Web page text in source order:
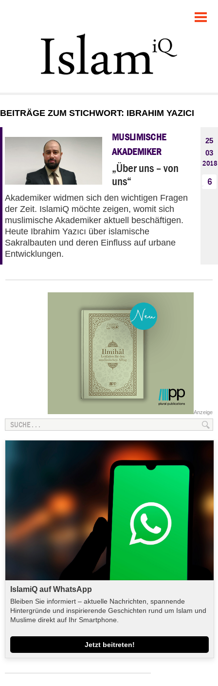
GESELLSCHAFT
STARTSEITE
DEBATTE
PANORAMA
BEITRÄGE ZUM STICHWORT: IBRAHIM YAZICI
MUSLIMISCHE
AKADEMIKER
„Über uns – von
uns“
Akademiker widmen sich den wichtigen Fragen
der Zeit. IslamiQ möchte zeigen, womit sich
muslimische Akademiker aktuell beschäftigen.
Heute Ibrahim Yazıcı über islamische
Sakralbauten und deren Einfluss auf urbane
Entwicklungen.
25
03
2018
6
Anzeige
IslamiQ auf WhatsApp
Bleiben Sie informiert – aktuelle Nachrichten, spannende
Hintergründe und inspirierende Geschichten rund um Islam und
Muslime direkt auf Ihr Smartphone.
Jetzt beitreten!